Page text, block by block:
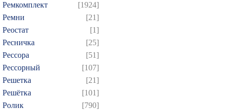
Ремкомплект
[1924]
Ремни
[21]
Реостат
[1]
Ресничка
[25]
Рессора
[51]
Рессорный
[107]
Решетка
[21]
Решётка
[101]
Ролик
[790]